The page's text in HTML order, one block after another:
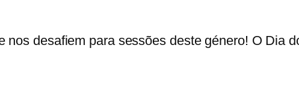
nos desafiem para sessões deste género! O Dia